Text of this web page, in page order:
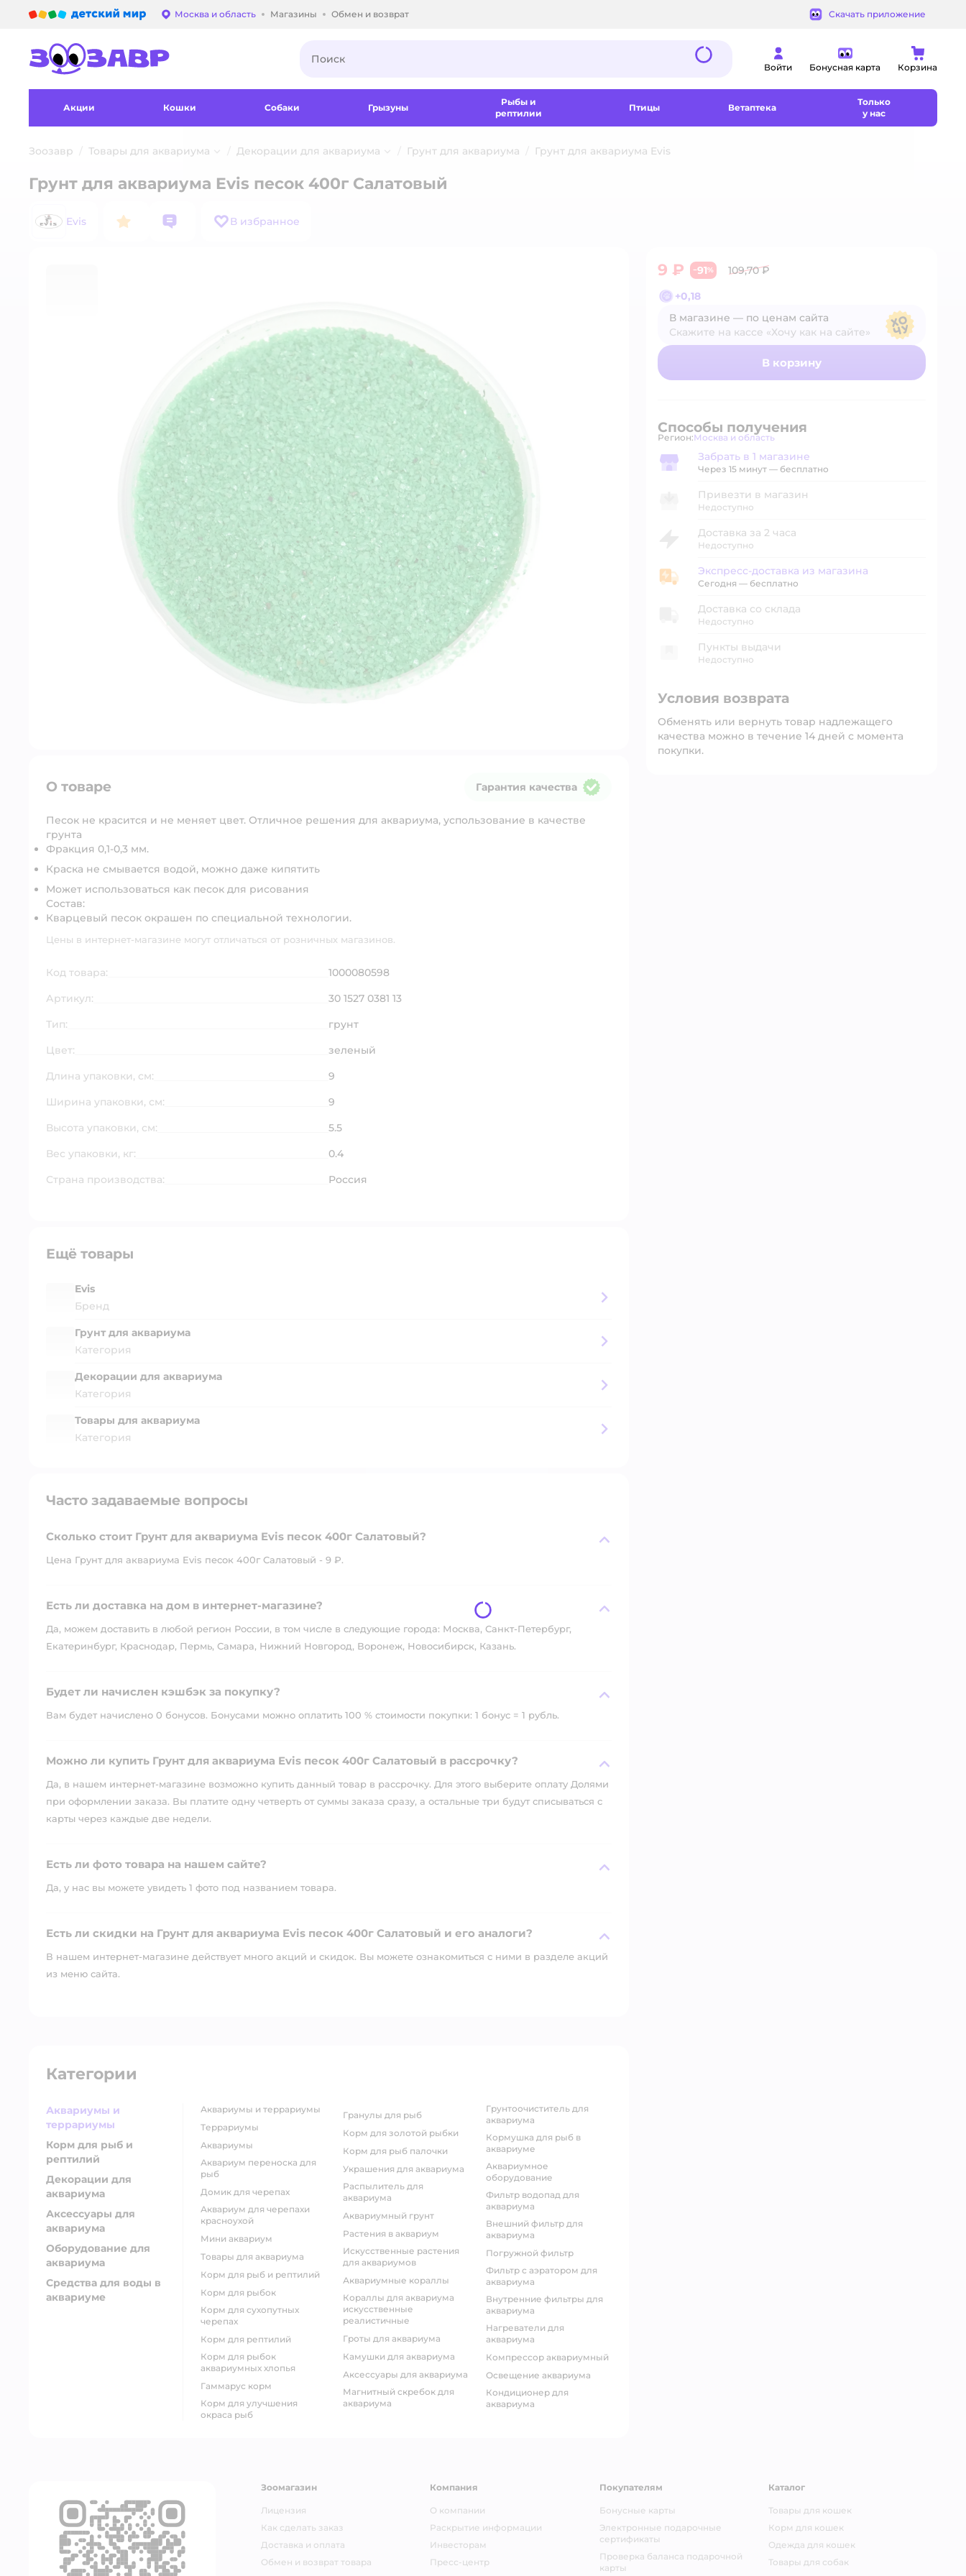
Выбор адреса доставки.
Москва и область Магазины Обмен и возврат Скачать приложение
Войти Бонусная карта Корзина
Акции Кошки Собаки Грызуны
Рыбы и
рептилии
Птицы Ветаптека
Только
у нас
Зоозавр Товары для аквариума Декорации для аквариума Грунт для аквариума Грунт для аквариума Evis
Грунт для аквариума Evis песок 400г Салатовый
Evis В избранное
9 ₽ −91%
109,70 ₽
+0,18
В магазине — по ценам сайта
Скажите на кассе «Хочу как на сайте»
В магазине — по ценам сайта
В корзину
Способы получения
Регион: Выбор адреса доставки.
Москва и область
Забрать в магазине
Забрать в 1 магазине
Через 15 минут — бесплатно
Привезти в магазин
Недоступно
Доставка за 2 часа
Недоступно
Экспресс-доставка из магазина
Экспресс-доставка из магазина
Сегодня — бесплатно
Доставка со склада
Недоступно
Пункты выдачи
Недоступно
Условия возврата
Обменять или вернуть товар надлежащего
качества можно в течение 14 дней с момента
покупки.
О товаре Гарантия качества
Песок не красится и не меняет цвет. Отличное решения для аквариума, успользование в качестве
грунта
Фракция 0,1-0,3 мм.
Краска не смывается водой, можно даже кипятить
Может использоваться как песок для рисования
Состав:
Кварцевый песок окрашен по специальной технологии.
Цены в интернет-магазине могут отличаться от розничных магазинов.
Код товара:
1000080598
Артикул:
30 1527 0381 13
Тип:
грунт
Цвет:
зеленый
Длина упаковки, см:
9
Ширина упаковки, см:
9
Высота упаковки, см:
5.5
Вес упаковки, кг:
0.4
Страна производства:
Россия
Ещё товары
Evis
Бренд
Грунт для аквариума
Категория
Декорации для аквариума
Категория
Товары для аквариума
Категория
Часто задаваемые вопросы
Сколько стоит Грунт для аквариума Evis песок 400г Салатовый?
Цена Грунт для аквариума Evis песок 400г Салатовый - 9 ₽.
Есть ли доставка на дом в интернет-магазине?
Да, можем доставить в любой регион России, в том числе в следующие города: Москва, Санкт-Петербург,
Екатеринбург, Краснодар, Пермь, Самара, Нижний Новгород, Воронеж, Новосибирск, Казань.
Будет ли начислен кэшбэк за покупку?
Вам будет начислено 0 бонусов. Бонусами можно оплатить 100 % стоимости покупки: 1 бонус = 1 рубль.
Можно ли купить Грунт для аквариума Evis песок 400г Салатовый в рассрочку?
Да, в нашем интернет-магазине возможно купить данный товар в рассрочку. Для этого выберите оплату Долями
при оформлении заказа. Вы платите одну четверть от суммы заказа сразу, а остальные три будут списываться с
карты через каждые две недели.
Есть ли фото товара на нашем сайте?
Да, у нас вы можете увидеть 1 фото под названием товара.
Есть ли скидки на Грунт для аквариума Evis песок 400г Салатовый и его аналоги?
В нашем интернет-магазине действует много акций и скидок. Вы можете ознакомиться с ними в разделе акций
из меню сайта.
Категории
Аквариумы и
террариумы
Корм для рыб и
рептилий
Декорации для
аквариума
Аксессуары для
аквариума
Оборудование для
аквариума
Средства для воды в
аквариуме
аквариумы и террариумы
террариумы
аквариумы
аквариум переноска для
рыб
домик для черепах
аквариум для черепахи
красноухой
мини аквариум
товары для аквариума
Корм для рыб и рептилий
корм для рыбок
корм для сухопутных
черепах
корм для рептилий
корм для рыбок
аквариумных хлопья
гаммарус корм
корм для улучшения
окраса рыб
гранулы для рыб
корм для золотой рыбки
корм для рыб палочки
украшения для аквариума
распылитель для
аквариума
аквариумный грунт
растения в аквариум
искусственные растения
для аквариумов
аквариумные кораллы
кораллы для аквариума
искусственные
реалистичные
гроты для аквариума
камушки для аквариума
аксессуары для аквариума
магнитный скребок для
аквариума
грунтоочиститель для
аквариума
кормушка для рыб в
аквариуме
аквариумное
оборудование
фильтр водопад для
аквариума
внешний фильтр для
аквариума
погружной фильтр
фильтр с аэратором для
аквариума
внутренние фильтры для
аквариума
нагреватели для
аквариума
компрессор аквариумный
освещение аквариума
кондиционер для
аквариума
Зоомагазин
Лицензия
Как сделать заказ
Доставка и оплата
Обмен и возврат товара
Компания
О компании
Раскрытие информации
Инвесторам
Пресс-центр
Покупателям
Бонусные карты
Электронные подарочные
сертификаты
Проверка баланса подарочной
карты
Каталог
Товары для кошек
Корм для кошек
Одежда для кошек
Товары для собак